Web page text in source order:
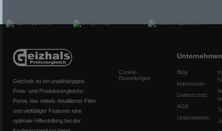
Geizhals ist ein unabhängiges
Preis- und Produktvergleichs-
Portal, das mittels detaillierter Filter
und vielfältiger Features eine
optimale Hilfestellung bei der
Cookie-
Einstellungen
Unternehmen
Blog
Impressum
Datenschutz
AGB
Unternehmen